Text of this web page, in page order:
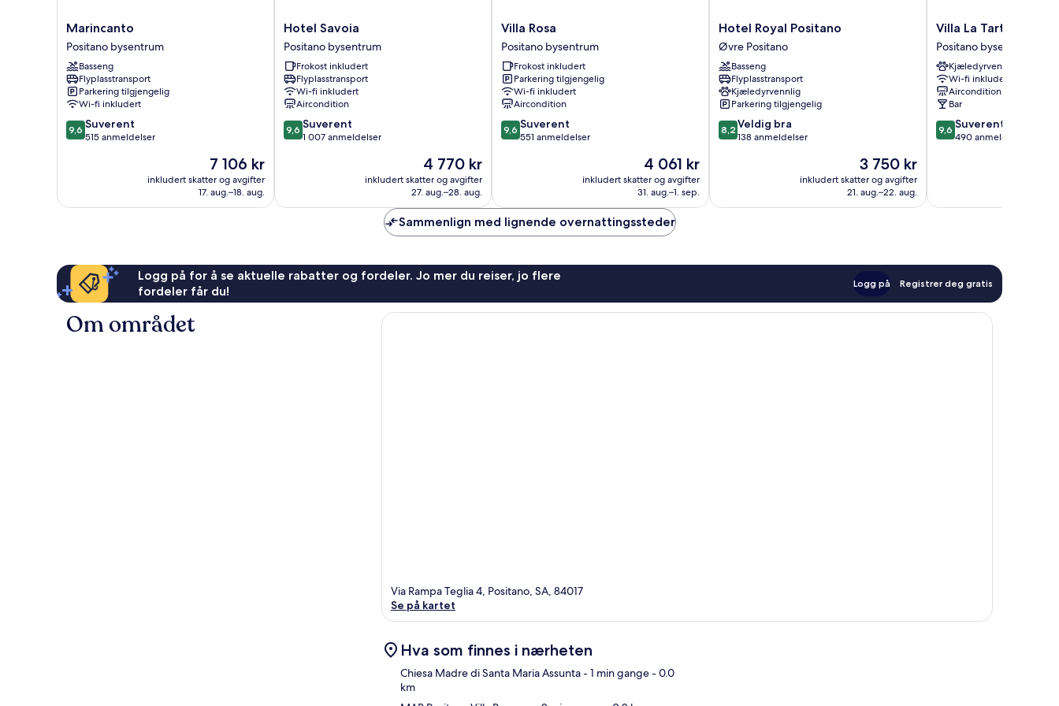
Marincanto
Positano
bysentrum
Marincanto
Positano bysentrum
Basseng
Flyplasstransport
Parkering tilgjengelig
Wi-fi inkludert
9.6
av
9,6 Suverent
515 anmeldelser
Prisen
er
7 106 kr
7 106 kr
inkludert skatter og avgifter
17. aug.–18. aug.
Hotel
Savoia
Positano
bysentrum
Hotel Savoia
Positano bysentrum
Frokost inkludert
Flyplasstransport
Wi-fi inkludert
Aircondition
9.6
av
9,6 Suverent
1 007 anmeldelser
Prisen
er
4 770 kr
4 770 kr
inkludert skatter og avgifter
27. aug.–28. aug.
Villa
Rosa
Positano
bysentrum
Villa Rosa
Positano bysentrum
Frokost inkludert
Parkering tilgjengelig
Wi-fi inkludert
Aircondition
9.6
av
9,6 Suverent
551 anmeldelser
Prisen
er
4 061 kr
4 061 kr
inkludert skatter og avgifter
31. aug.–1. sep.
Hotel
Royal
Positano
Øvre
Positano
Hotel Royal Positano
Øvre Positano
Basseng
Flyplasstransport
Kjæledyrvennlig
Parkering tilgjengelig
8.2
av
anmeldelser
8,2 Veldig bra
138 anmeldelser
Prisen
er
3 750 kr
3 750 kr
inkludert skatter og avgifter
21. aug.–22. aug.
Villa
La
Tartana
Positano
bysentrum
Villa La Tartana
Positano bysentrum
Kjæledyrvennlig
Wi-fi inkludert
Aircondition
Bar
9.6
av
9,6 Suverent
490 anmeldelser
Sammenlign med lignende overnattingssteder
Logg på for å se aktuelle rabatter og fordeler. Jo mer du reiser, jo flere
fordeler får du!
Logg på Registrer deg gratis
Om området
Via Rampa Teglia 4, Positano, SA, 84017
Se på kartet
Hva som finnes i nærheten
Chiesa Madre di Santa Maria Assunta- 1 min gange- 0.0
km